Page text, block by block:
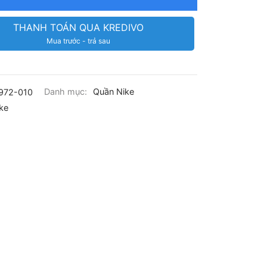
THANH TOÁN QUA KREDIVO
Mua trước - trả sau
010 Danh mục:
Quần Nike